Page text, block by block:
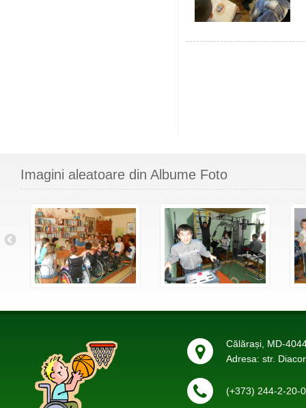
Imagini aleatoare din Albume Foto
Călărași, MD-
Adresa: str.
(+373) 244-2-20-